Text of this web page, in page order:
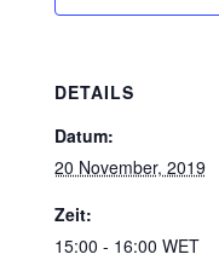
DETAILS
Datum:
20 November, 2019
Zeit:
15:00 - 16:00 WET